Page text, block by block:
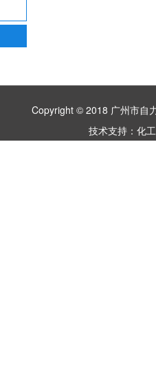
Copyright © 2018 广州市
技术支持： 化